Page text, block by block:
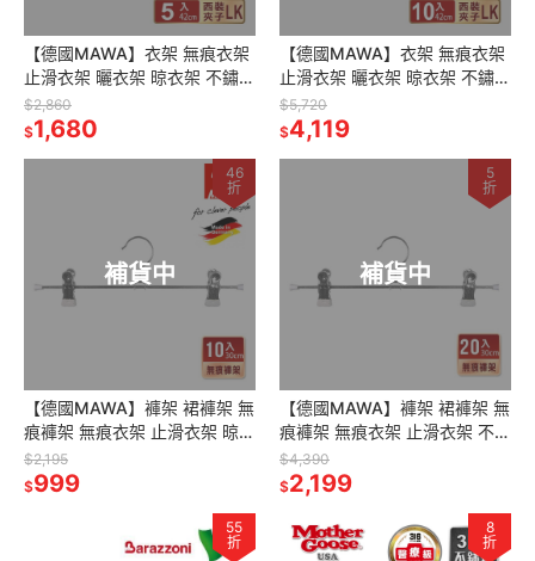
【德國MAWA】衣架 無痕衣架
止滑衣架 曬衣架 晾衣架 不鏽鋼
衣架 掛衣架 防滑衣架 (德國原
裝進口)
$2,860
$1,680
【德國MAWA】衣架 無痕衣架
止滑衣架 曬衣架 晾衣架 不鏽鋼
衣架 掛衣架 防滑衣架 (德國原
裝進口)
$5,720
$4,119
補貨中
46
折
【德國MAWA】褲架 裙褲架 無
痕褲架 無痕衣架 止滑衣架 晾衣
架 不鏽鋼衣架 掛衣架 防滑衣架
(德國原裝進口)
$2,195
$999
補貨中
5
折
【德國MAWA】褲架 裙褲架 無
痕褲架 無痕衣架 止滑衣架 不鏽
鋼衣架 掛衣架 防滑衣架 (德國
原裝進口)-20入
$4,390
$2,199
55
折
8
折